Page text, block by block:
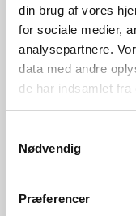
din brug af vores
for sociale medier,
analysepartnere.
data med andre
de har indsamlet fra
Nødvendig
Præferencer